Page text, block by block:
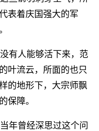
表着庆国强大的军
有人能够活下来，范
叶流云，所面的也只
的地形下，大宗师飘
保障。
年曾经深思过这个问